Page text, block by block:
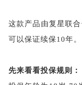
这款产品由复星联
可以保证续保10年。
先来看看投保规则：